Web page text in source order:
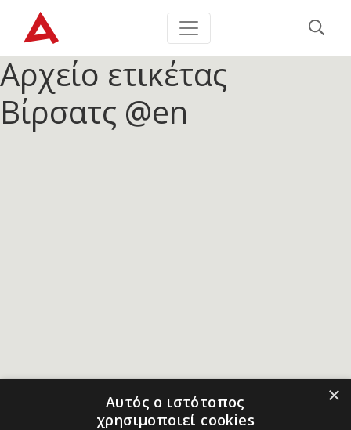
Αρχείο ετικέτας
Βίρσατς @en
×
Αυτός ο ιστότοπος
χρησιμοποιεί cookies